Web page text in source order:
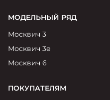
МОДЕЛЬНЫЙ РЯД
Москвич 3
Москвич 3е
Москвич 6
ПОКУПАТЕЛЯМ